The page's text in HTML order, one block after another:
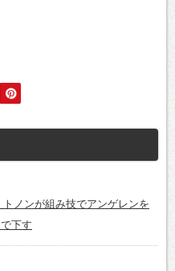
トノンが組み技でアンゲレンを
下す